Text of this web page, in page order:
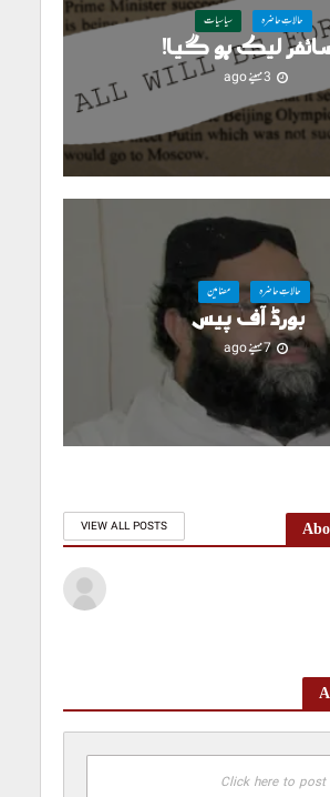
حالاتِ حاضرہ سیاسیات
لیک ہو گیا!
3 مہینے ago
حالاتِ حاضرہ مضامین
بورڈ آف پیس
7 مہینے ago
VIEW ALL POSTS
Click here to post